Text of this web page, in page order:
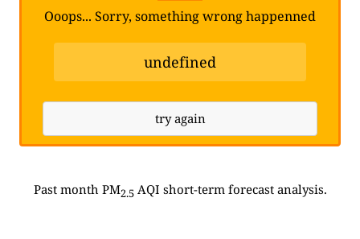
Ooops... Sorry, something wrong happenned
undefined
try again
Past month PM2.5 AQI short-term forecast analysis.